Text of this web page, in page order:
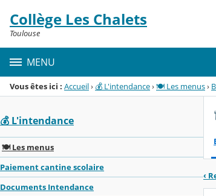
Menu de la rubrique
Contenu
Collège Les Chalets
Toulouse
MENU
Vous êtes ici : Accueil› 💰 L'intendance›🍽️ Les menus›
💰 L'intendance
🍽️ Les menus
Paiement cantine scolaire
Documents Intendance
‹